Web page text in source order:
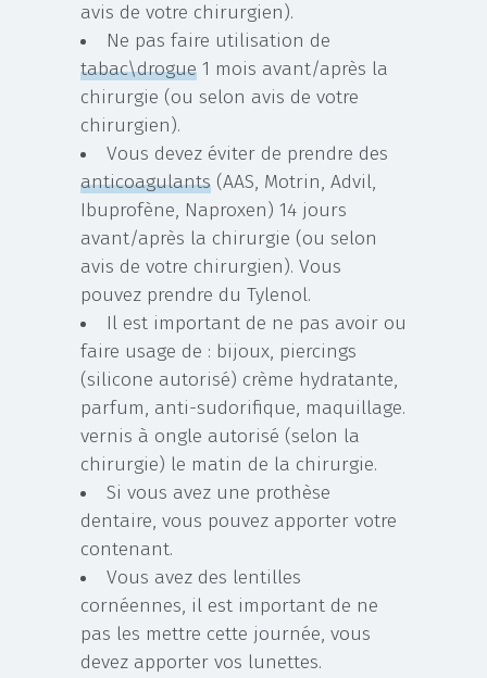
avis de votre chirurgien).
Ne pas faire utilisation de
tabac\drogue 1 mois avant/après la
chirurgie (ou selon avis de votre
chirurgien).
Vous devez éviter de prendre des
anticoagulants (AAS, Motrin, Advil,
Ibuprofène, Naproxen) 14 jours
avant/après la chirurgie (ou selon
avis de votre chirurgien). Vous
pouvez prendre du Tylenol.
Il est important de ne pas avoir ou
faire usage de : bijoux, piercings
(silicone autorisé) crème hydratante,
parfum, anti-sudorifique, maquillage.
vernis à ongle autorisé (selon la
chirurgie) le matin de la chirurgie.
Si vous avez une prothèse
dentaire, vous pouvez apporter votre
contenant.
Vous avez des lentilles
cornéennes, il est important de ne
pas les mettre cette journée, vous
devez apporter vos lunettes.